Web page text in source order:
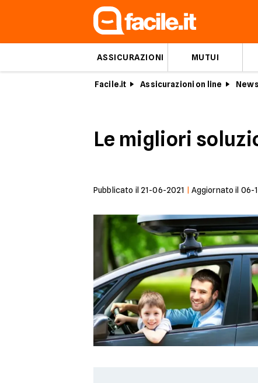
ASSICURAZIONI MUTUI
Facile.it Assicurazioni on line
Le migliori
Pubblicato il 21-06-2021 Aggiornato il 06-